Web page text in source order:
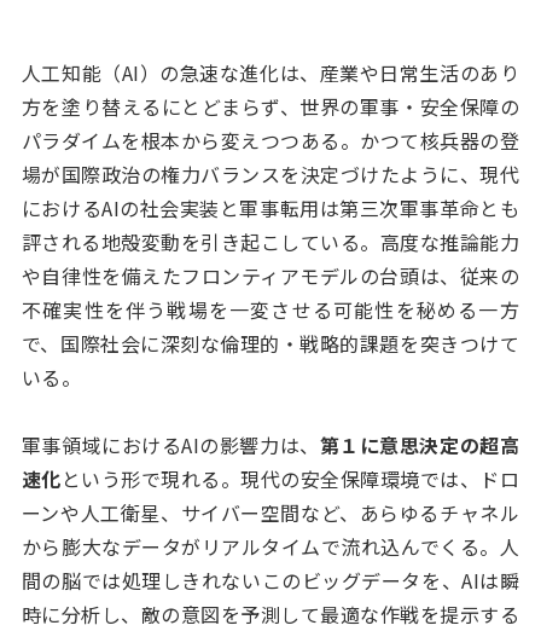
人工知能（AI）の急速な進化は、産業や日常生活のあり
方を塗り替えるにとどまらず、世界の軍事・安全保障の
パラダイムを根本から変えつつある。かつて核兵器の登
場が国際政治の権力バランスを決定づけたように、現代
におけるAIの社会実装と軍事転用は第三次軍事革命とも
評される地殻変動を引き起こしている。高度な推論能力
や自律性を備えたフロンティアモデルの台頭は、従来の
不確実性を伴う戦場を一変させる可能性を秘める一方
で、国際社会に深刻な倫理的・戦略的課題を突きつけて
いる。
軍事領域におけるAIの影響力は、 第１に意思決定の超高
速化という形で現れる。現代の安全保障環境では、ドロ
ーンや人工衛星、サイバー空間など、あらゆるチャネル
から膨大なデータがリアルタイムで流れ込んでくる。人
間の脳では処理しきれないこのビッグデータを、AIは瞬
時に分析し、敵の意図を予測して最適な作戦を提示する